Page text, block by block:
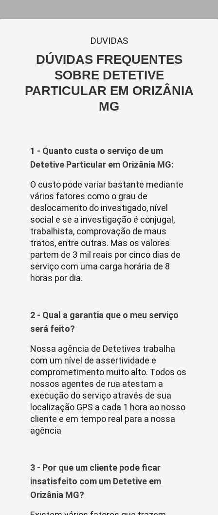
DUVIDAS
DÚVIDAS FREQUENTES
SOBRE DETETIVE
PARTICULAR EM ORIZÂNIA
MG
1 - Quanto custa o serviço de um
Detetive Particular em Orizânia MG:
O custo pode variar bastante mediante
vários fatores como o grau de
deslocamento do investigado, nível
social e se a investigação é conjugal,
trabalhista, comprovação de maus
tratos, entre outras. Mas os valores
partem de 3 mil reais por cinco dias de
serviço com uma carga horária de 8
horas por dia.
2 - Qual a garantia que o meu serviço
será feito?
Nossa agência de Detetives trabalha
com um nível de assertividade e
comprometimento muito alto. Todos os
nossos agentes de rua atestam a
execução do serviço através de sua
localização GPS a cada 1 hora ao nosso
cliente e em tempo real para a nossa
agência
3 - Por que um cliente pode ficar
insatisfeito com um Detetive em
Orizânia MG?